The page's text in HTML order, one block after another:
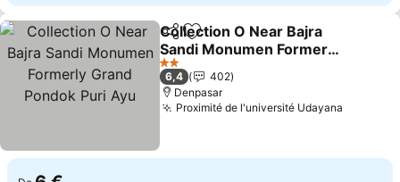
PartagerAjouter à mes favoris
Collection O Near Bajra
Sandi Monumen Formerly
Grand Pondok Puri Ayu
Consulter les prix
2 Étoiles
6,4
402
Denpasar
Proximité de l'université Udayana